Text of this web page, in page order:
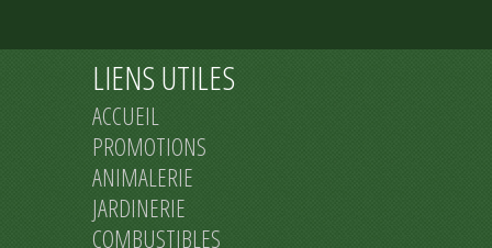
LIENS UTILES
ACCUEIL
PROMOTIONS
ANIMALERIE
JARDINERIE
COMBUSTIBLES